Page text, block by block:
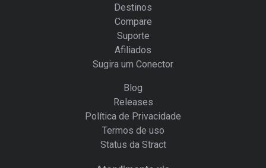
Destinos
Compare
Suporte
Afiliados
Sugira um Conector
Blog
Releases
Política de Privacidade
Termos de uso
Status da Stract